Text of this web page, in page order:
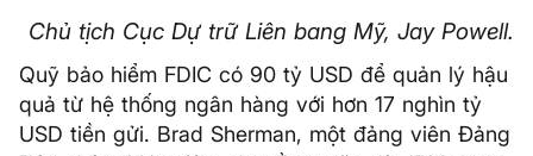
Chủ tịch Cục Dự trữ Liên bang Mỹ, Jay Powell.
Quỹ bảo hiểm FDIC có 90 tỷ USD để quản lý hậu
quả từ hệ thống ngân hàng với hơn 17 nghìn tỷ
USD tiền gửi. Brad Sherman, một đảng viên Đảng